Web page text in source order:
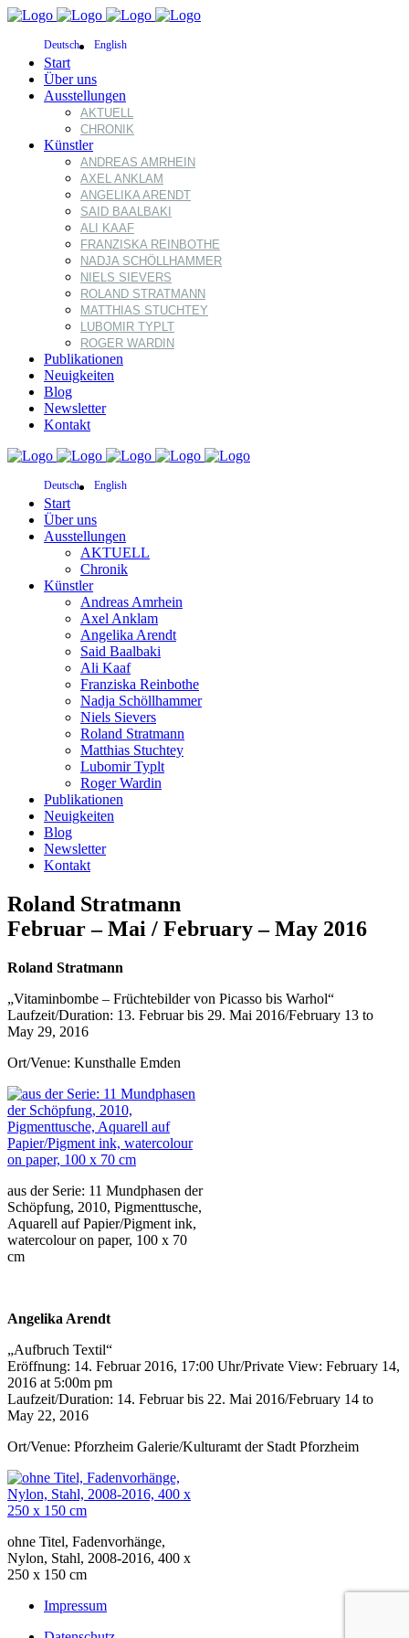
Deutsch English
Start
Über uns
Ausstellungen
AKTUELL
CHRONIK
Künstler
ANDREAS AMRHEIN
AXEL ANKLAM
ANGELIKA ARENDT
SAID BAALBAKI
ALI KAAF
FRANZISKA REINBOTHE
NADJA SCHÖLLHAMMER
NIELS SIEVERS
ROLAND STRATMANN
MATTHIAS STUCHTEY
LUBOMIR TYPLT
ROGER WARDIN
Publikationen
Neuigkeiten
Blog
Newsletter
Kontakt
Deutsch English
Start
Über uns
Ausstellungen
AKTUELL
Chronik
Künstler
Andreas Amrhein
Axel Anklam
Angelika Arendt
Said Baalbaki
Ali Kaaf
Franziska Reinbothe
Nadja Schöllhammer
Niels Sievers
Roland Stratmann
Matthias Stuchtey
Lubomir Typlt
Roger Wardin
Publikationen
Neuigkeiten
Blog
Newsletter
Kontakt
Roland Stratmann
Februar – Mai / February – May 2016
Roland Stratmann
„Vitaminbombe – Früchtebilder von Picasso bis Warhol“
Laufzeit/Duration: 13. Februar bis 29. Mai 2016/February 13 to
May 29, 2016
Ort/Venue: Kunsthalle Emden
aus der Serie: 11 Mundphasen der
Schöpfung, 2010, Pigmenttusche,
Aquarell auf Papier/Pigment ink,
watercolour on paper, 100 x 70
cm
Angelika Arendt
„Aufbruch Textil“
Eröffnung: 14. Februar 2016, 17:00 Uhr/Private View: February 14,
2016 at 5:00m pm
Laufzeit/Duration: 14. Februar bis 22. Mai 2016/February 14 to
May 22, 2016
Ort/Venue: Pforzheim Galerie/Kulturamt der Stadt Pforzheim
ohne Titel, Fadenvorhänge,
Nylon, Stahl, 2008-2016, 400 x
250 x 150 cm
Impressum